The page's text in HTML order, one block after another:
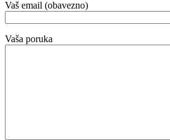
Vaš email (obavezno)
Vaša poruka